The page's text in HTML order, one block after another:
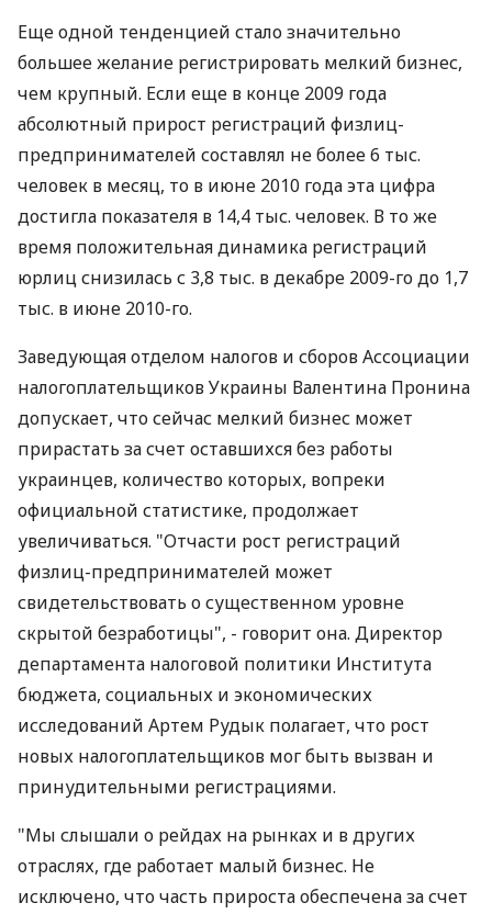
Еще одной тенденцией стало значительно
большее желание регистрировать мелкий бизнес,
чем крупный. Если еще в конце 2009 года
абсолютный прирост регистраций физлиц-
предпринимателей составлял не более 6 тыс.
человек в месяц, то в июне 2010 года эта цифра
достигла показателя в 14,4 тыс. человек. В то же
время положительная динамика регистраций
юрлиц снизилась с 3,8 тыс. в декабре 2009-го до 1,7
тыс. в июне 2010-го.
Заведующая отделом налогов и сборов Ассоциации
налогоплательщиков Украины Валентина Пронина
допускает, что сейчас мелкий бизнес может
прирастать за счет оставшихся без работы
украинцев, количество которых, вопреки
официальной статистике, продолжает
увеличиваться. "Отчасти рост регистраций
физлиц-предпринимателей может
свидетельствовать о существенном уровне
скрытой безработицы", - говорит она. Директор
департамента налоговой политики Института
бюджета, социальных и экономических
исследований Артем Рудык полагает, что рост
новых налогоплательщиков мог быть вызван и
принудительными регистрациями.
"Мы слышали о рейдах на рынках и в других
отраслях, где работает малый бизнес. Не
исключено, что часть прироста обеспечена за счет